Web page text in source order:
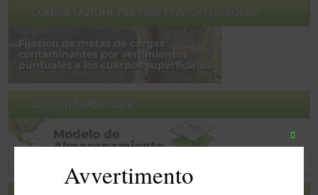
CONSULTAZIONE PER OBIETTIVI DI FISSAGGIO
GEODATABASE -GDB
Chiudi
Avvertimento